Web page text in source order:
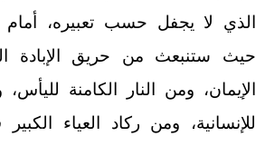
الذي لا يجفل حسب تعبيره، أمام
حيث ستنبعث من حريق الإبادة
الإيمان، ومن النار الكامنة
للإنسانية، ومن ركاد العياء